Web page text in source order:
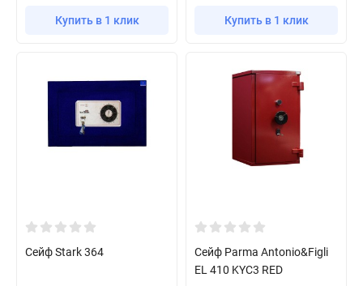
Купить в 1 клик Купить в 1 клик
Сейф Stark 364
Сейф Parma Antonio&Figli
EL 410 KYC3 RED